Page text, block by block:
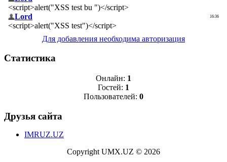
Для добавления необходима авторизация
Статистика
Онлайн: 1
Гостей: 1
Пользователей: 0
Друзья сайта
IMRUZ.UZ
Copyright UMX.UZ © 2026